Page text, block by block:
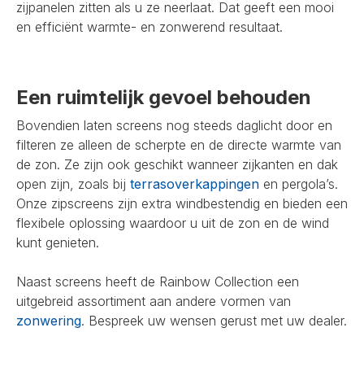
zijpanelen zitten als u ze neerlaat. Dat geeft een mooi
en efficiënt warmte- en zonwerend resultaat.
Een ruimtelijk gevoel behouden
Bovendien laten screens nog steeds daglicht door en
filteren ze alleen de scherpte en de directe warmte van
de zon. Ze zijn ook geschikt wanneer zijkanten en dak
open zijn, zoals bij terrasoverkappingen en pergola’s.
Onze zipscreens zijn extra windbestendig en bieden een
flexibele oplossing waardoor u uit de zon en de wind
kunt genieten.
Naast screens heeft de Rainbow Collection een
uitgebreid assortiment aan andere vormen van
zonwering. Bespreek uw wensen gerust met uw dealer.